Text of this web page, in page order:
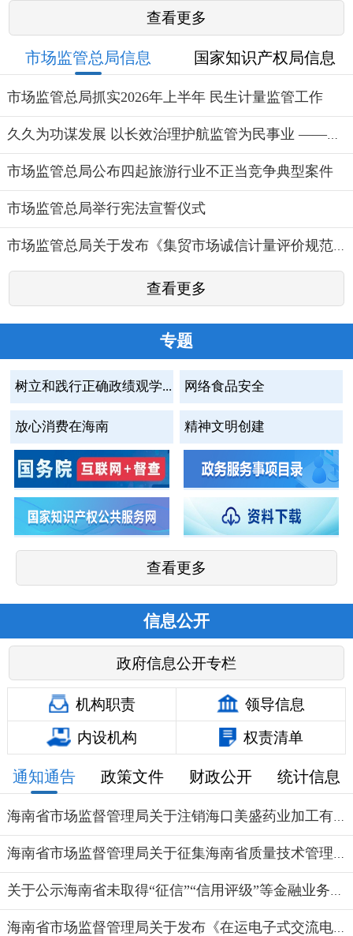
查看更多
市场监管总局信息 国家知识产权局信息
市场监管总局抓实2026年上半年 民生计量监管工作
久久为功谋发展 以长效治理护航监管为民事业 ——市场监...
市场监管总局公布四起旅游行业不正当竞争典型案件
市场监管总局举行宪法宣誓仪式
查看更多
专题
树立和践行正确政绩观学... 网络食品安全
放心消费在海南 精神文明创建
查看更多
信息公开
政府信息公开专栏
机构职责
领导信息
内设机构
权责清单
通知通告 政策文件 财政公开 统计信息
海南省市场监督管理局关于发布《在运电子式交流电能表状...